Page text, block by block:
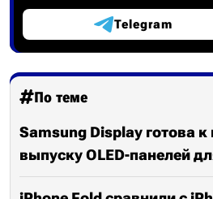
Telegram
По теме
Samsung Display готова
выпуску OLED-панелей